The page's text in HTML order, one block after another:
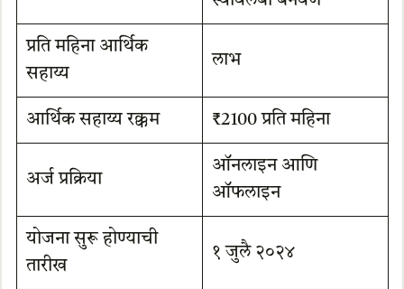
प्रति महिना आर्थिक
सहाय्य
लाभ
आर्थिक सहाय्य रक्कम ₹2100 प्रति महिना
अर्ज प्रक्रिया
ऑनलाइन आणि
ऑफलाइन
योजना सुरू होण्याची
तारीख
१ जुलै २०२४